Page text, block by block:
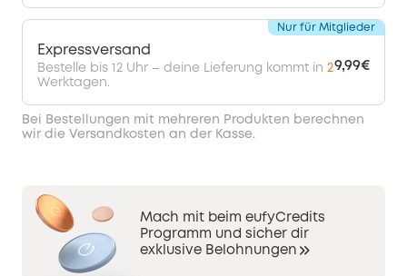
Expressversand
Bestelle bis 12 Uhr – deine Lieferung kommt in 2
Werktagen.
9,99€
Nur für Mitglieder
Bei Bestellungen mit mehreren Produkten berechnen
wir die Versandkosten an der Kasse.
Mach mit beim eufyCredits
Programm und sicher dir
exklusive Belohnungen